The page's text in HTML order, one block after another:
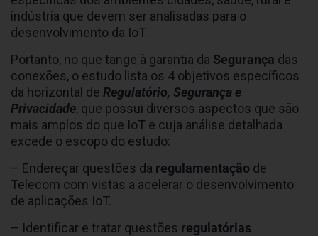
indústria que devem ser analisadas para o
desenvolvimento da IoT.
Portanto, no que tange à garantia da Segurança das
conexões, o estudo lista os 4 objetivos específicos
da horizontal de Regulatório, Segurança e
Privacidade, que possui diversos aspectos que são
mais amplos do que IoT e cuja análise detalhada
excede o escopo do estudo:
– Endereçar questões da regulamentação de
Telecom com vistas a acelerar o desenvolvimento
de aplicações IoT.
– Identificar e tratar questões regulatórias